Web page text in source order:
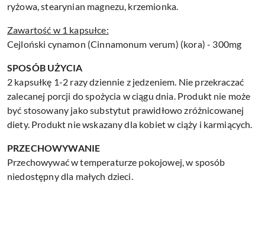
ryżowa, stearynian magnezu, krzemionka.
Zawartość w 1 kapsułce:
Cejloński cynamon (Cinnamonum verum) (kora) - 300mg
SPOSÓB UŻYCIA
2 kapsułkę 1-2 razy dziennie z jedzeniem. Nie przekraczać
zalecanej porcji do spożycia w ciągu dnia. Produkt nie może
być stosowany jako substytut prawidłowo zróżnicowanej
diety. Produkt nie wskazany dla kobiet w ciąży i karmiących.
PRZECHOWYWANIE
Przechowywać w temperaturze pokojowej, w sposób
niedostępny dla małych dzieci.